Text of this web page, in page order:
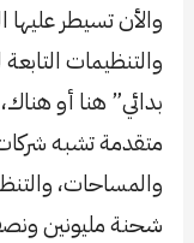
والأن تسيطر عليها
والتنظيمات
بدائي” هنا أو
متقدمة تشبه
والمساحات،
شحنة مليونين